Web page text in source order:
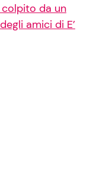
da un
amici di E’